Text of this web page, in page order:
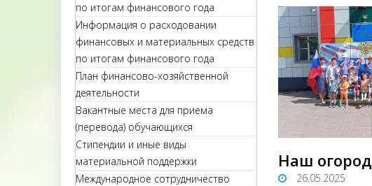
по итогам финансового года
Информация о расходовании
финансовых и материальных средств
по итогам финансового года
План финансово-хозяйственной
деятельности
Вакантные места для приема
(перевода) обучающихся
Стипендии и иные виды
материальной поддержки
Международное сотрудничество
Наш огород
26.05.2025